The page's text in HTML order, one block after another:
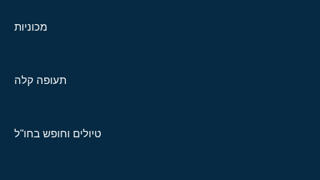
מכוניות
תעופה קלה
טיולים וחופש בחו"ל